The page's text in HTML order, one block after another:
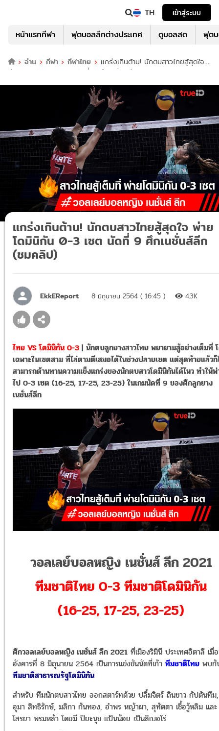
TH เข้าสู่ระบบ
หน้าแรกกีฬา ฟุตบอลลีกต่างประเทศ ดูบอลสด ฟุต
อ่าน กีฬา กีฬาไทย
แกร่งเกินต้าน! นักตบสาวไทยสู้สุดใจ
พ่ายโดมินิกัน 0-3 เซต นัดที่ 9 ศึกเนชั่นส์ลีก (ชมคลิป)
แกร่งเกินต้าน! นักตบสาวไทยสู้สุดใจ พ่าย
โดมินิกัน 0-3 เซต นัดที่ 9 ศึกเนชั่นส์ลีก
(ชมคลิป)
EkkEReport 8 มิถุนายน 2564 ( 16:45 ) 4.3K
ไทย VS โดมินิกัน 0-3 | นักตบลูกยางสาวไทย พยายามสู้อย่างเต็มที่
เฉพาะในเซตสาม ที่ไล่ตามตีเสมอได้ในช่วงปลายเซต แต่สุดท้ายแล้วก็
สามารถต้านทานความแข็งแกร่งของนักตบสาวโดมินิกันได้ไหว ทำให้
ไป 0-3 เซต (16-25, 17-25, 23-25) ในเกมนัดที่ 9 ของศึกลูกยาง
เนชั่นส์ลีก
วอลเลย์บอลหญิง เนชั่นส์ ลีก 2021
ทีมชาติไทย 0-3 ทีมชาติโดมินิกัน
(16-25, 17-25, 23-25)
ศึกวอลเลย์บอลหญิง เนชั่นส์ ลีก 2021 ที่เมืองริมินี ประเทศอิตาลี เมื่
อังคารที่ 8 มิถุนายน 2564 เป็นการแข่งขันนัดที่เก้า ทีมชาติไทย พบกั
ทีมชาติสาธารณรัฐโดมินิกัน
สำหรับ ทีมนักตบสาวไทย ออกสตาร์ทด้วย ปลื้มจิตร์ ถินขาว กัปตันทีม
อุมา สิทธิรักษ์, มลิกา กันทอง, อำพร หญ้าผา, สุทัตตา เชื้อวู้หลิม และ
โสรยา พรมหล้า โดยมี ปิยะนุช แป้นน้อย เป็นลิเบอโร่